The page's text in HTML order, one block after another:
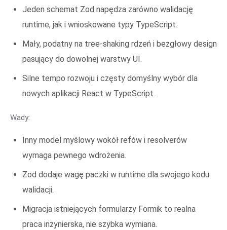
Jeden schemat Zod napędza zarówno walidację
runtime, jak i wnioskowane typy TypeScript.
Mały, podatny na tree-shaking rdzeń i bezgłowy design
pasujący do dowolnej warstwy UI.
Silne tempo rozwoju i częsty domyślny wybór dla
nowych aplikacji React w TypeScript.
Wady:
Inny model myślowy wokół refów i resolverów
wymaga pewnego wdrożenia.
Zod dodaje wagę paczki w runtime dla swojego kodu
walidacji.
Migracja istniejących formularzy Formik to realna
praca inżynierska, nie szybka wymiana.